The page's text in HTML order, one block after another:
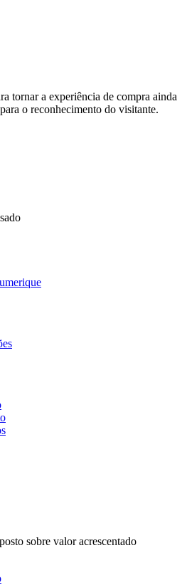
tornar a experiência de compra ainda
o reconhecimento do visitante.
sobre valor acrescentado